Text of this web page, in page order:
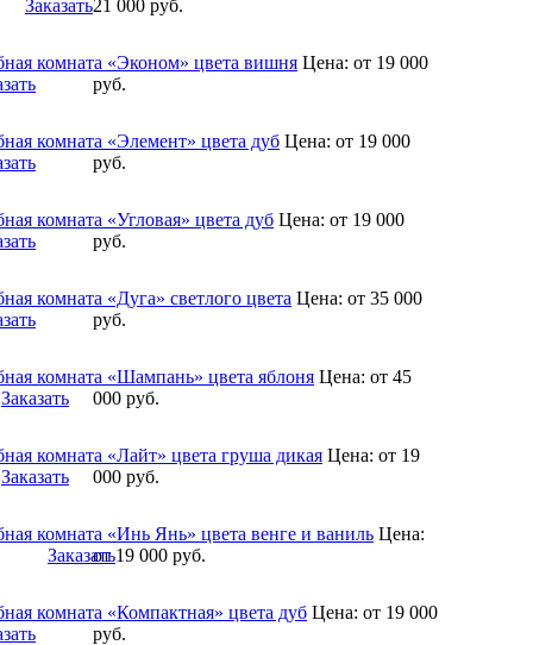
21 000руб.
Заказать
комната «Эконом» цвета вишня Цена: от 19 000
руб.
комната «Элемент» цвета дуб Цена: от 19 000
руб.
комната «Угловая» цвета дуб Цена: от 19 000
руб.
комната «Дуга» светлого цвета Цена: от 35 000
руб.
комната «Шампань» цвета яблоня Цена: от 45
000руб.
Заказать
комната «Лайт» цвета груша дикая Цена: от 19
000руб.
Заказать
комната «Инь Янь» цвета венге и ваниль Цена:
от 19 000руб.
Заказать
комната «Компактная» цвета дуб Цена: от 19 000
руб.